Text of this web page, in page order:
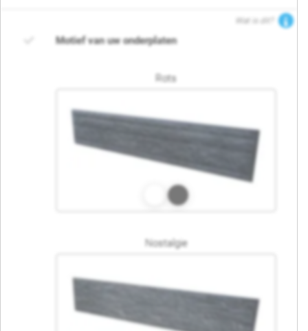
Wat is dit?
Motief van uw onderplaten
Rots
Nostalgie